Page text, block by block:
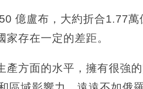
億盧布，大約折合1.77
存在一定的差距。
方面的水平，擁有很強